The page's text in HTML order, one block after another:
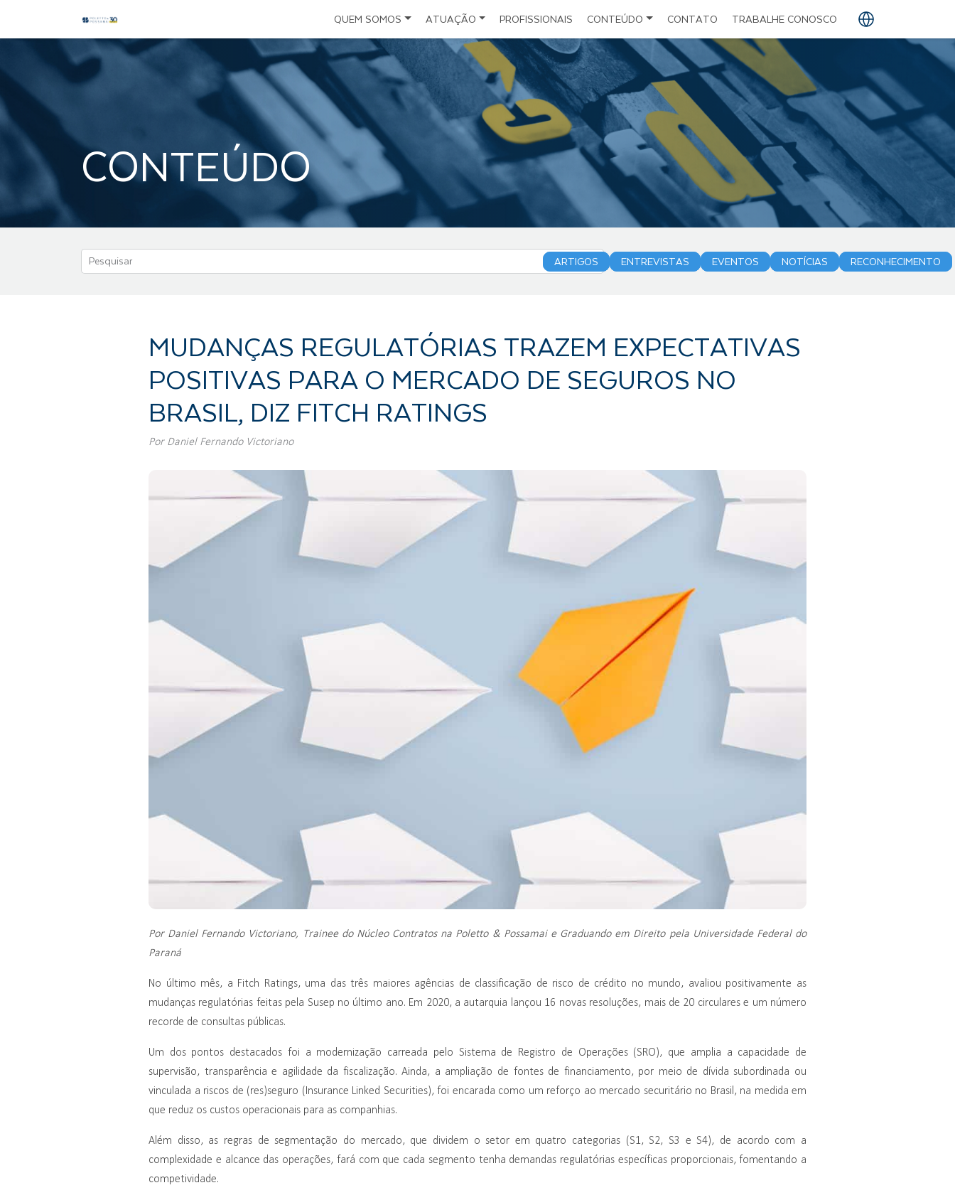
QUEM SOMOS
Escritório
Estrutura
Políticas
Folder Institucional
ATUAÇÃO
Direito do Seguro
Direito Administrativo e da Infraestrutura
Direito Civil Empresarial
Planejamento Sucessório
Direito Digital
Investimentos Estrangeiros
PROFISSIONAIS CONTEÚDO
Notícias
Artigos
Eventos
CONTATO
TRABALHE CONOSCO
PT
ES
CONTEÚDO
ARTIGOS ENTREVISTAS EVENTOS NOTÍCIAS RECONHECIMENTO
MUDANÇAS REGULATÓRIAS TRAZEM EXPECTATIVAS
POSITIVAS PARA O MERCADO DE SEGUROS NO
BRASIL, DIZ FITCH RATINGS
Por Daniel Fernando Victoriano
Por Daniel Fernando Victoriano, Trainee do Núcleo Contratos na Poletto & Possamai e Graduando em Direito pela Universidade Federal do
Paraná
No último mês, a Fitch Ratings, uma das três maiores agências de classificação de risco de crédito no mundo, avaliou positivamente as
mudanças regulatórias feitas pela Susep no último ano. Em 2020, a autarquia lançou 16 novas resoluções, mais de 20 circulares e um número
recorde de consultas públicas.
Um dos pontos destacados foi a modernização carreada pelo Sistema de Registro de Operações (SRO), que amplia a capacidade de
supervisão, transparência e agilidade da fiscalização. Ainda, a ampliação de fontes de financiamento, por meio de dívida subordinada ou
vinculada a riscos de (res)seguro (Insurance Linked Securities), foi encarada como um reforço ao mercado securitário no Brasil, na medida em
que reduz os custos operacionais para as companhias.
Além disso, as regras de segmentação do mercado, que dividem o setor em quatro categorias (S1, S2, S3 e S4), de acordo com a
complexidade e alcance das operações, fará com que cada segmento tenha demandas regulatórias específicas proporcionais, fomentando a
competividade.